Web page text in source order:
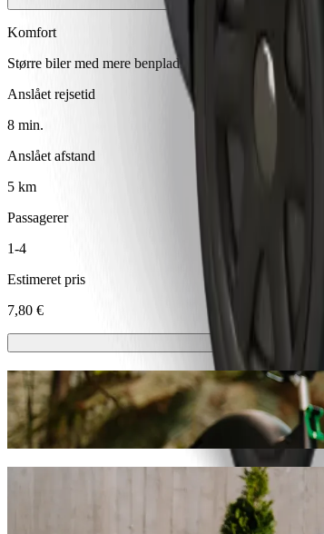
Komfort
Større biler med mere benplads og opbevaring
Anslået rejsetid
8 min.
Anslået afstand
5 km
Passagerer
1-4
Estimeret pris
7,80 €
Løbehjul eller elcykler
Kom rundt i Žilina med løbehjul eller elcykler
Få Bolt-appen
Kom fra Koruna til Smreková
Vi anbefaler Bolt, hvis du vil have den bedste pris til